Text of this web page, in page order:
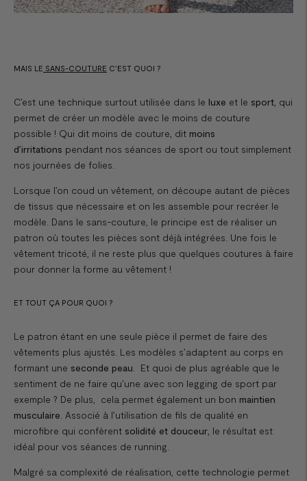
MAIS LE SANS-COUTURE C’EST QUOI ?
C’est une technique surtout utilisée dans le luxe et le sport , qui
permet de créer un modèle avec le moins de couture
possible ! Qui dit moins de couture, dit moins
d’irritations pendant nos séances de sport ou tout simplement
nos journées de folies.
Lorsque l’on coud un vêtement, on découpe autant de pièces
de tissus que nécessaire et on les assemble pour recréer le
modèle. Dans le sans-couture, le principe est de réaliser un
patron où toutes les pièces sont déjà intégrées. Une fois le
vêtement tricoté, il ne reste plus que quelques coutures à faire
pour donner la forme au vêtement !
ET TOUT ÇA POUR QUOI ?
Le patron étant en une seule pièce il permet de faire des
vêtements plus ajustés. Les modèles s’adaptent au corps en
formant une seconde peau . Et quoi de plus agréable que le
sentiment de ne faire qu’une avec son legging de sport par
exemple ? De plus, cela permet également un bon maintien
musculaire . Associé à l’utilisation de fils de qualité en
microfibre qui confèrent solidité et douceur , le résultat est
idéal pour vos séances de running.
Malgré sa complexité de réalisation, cette technologie permet